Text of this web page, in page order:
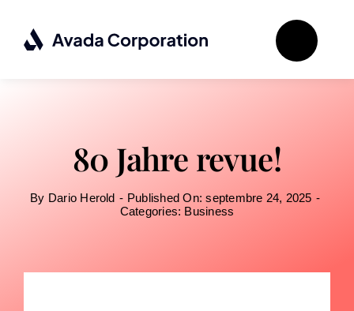
contenu
80 Jahre revue!
By Dario Herold - Published On: septembre 24, 2025 -
Categories: Business